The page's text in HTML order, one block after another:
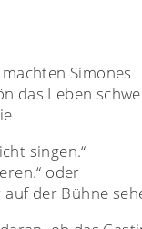
Simones
das Leben
singen.“
oder
der Bühne